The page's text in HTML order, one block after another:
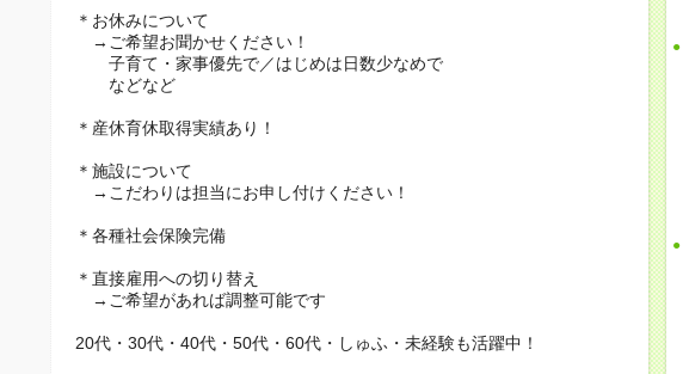
＊お休みについて
→ご希望お聞かせください！
子育て・家事優先で／はじめは日数少なめで
などなど
＊産休育休取得実績あり！
＊施設について
→こだわりは担当にお申し付けください！
＊各種社会保険完備
＊直接雇用への切り替え
→ご希望があれば調整可能です
20代・30代・40代・50代・60代・しゅふ・未経験も活躍中！